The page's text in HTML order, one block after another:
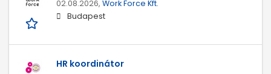
02.08.2026, Work Force Kft.
Budapest
HR koordinátor